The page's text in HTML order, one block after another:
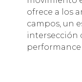
ofrece a los
campos, un
intersección
performance